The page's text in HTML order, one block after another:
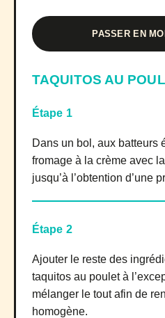
PASSER EN
TAQUITOS AU
Étape 1
Dans un bol, aux batteurs
fromage à la crème avec
jusqu’à l’obtention d’une
Étape 2
Ajouter le reste des
taquitos au poulet à
mélanger le tout afin de
homogène.